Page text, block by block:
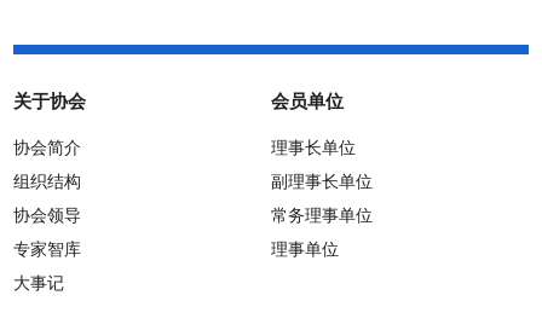
关于协会
协会简介
组织结构
协会领导
专家智库
大事记
会员单位
理事长单位
副理事长单位
常务理事单位
理事单位